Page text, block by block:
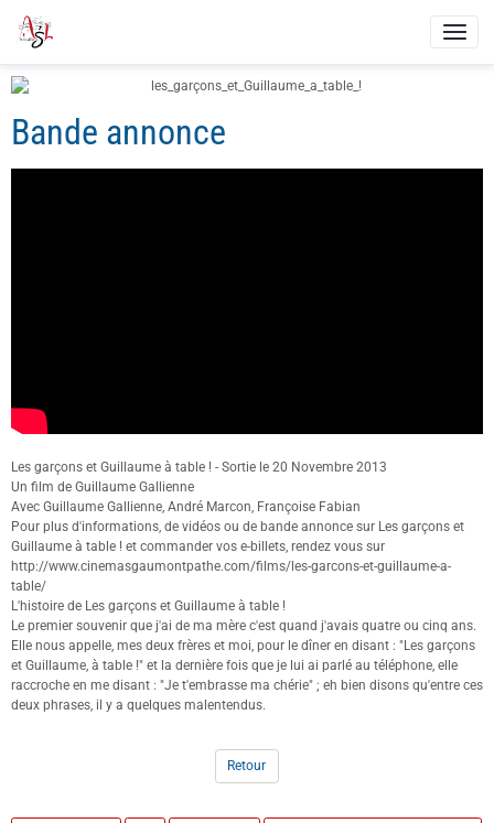
Bande annonce
Les garçons et Guillaume à table ! - Sortie le 20 Novembre 2013
Un film de Guillaume Gallienne
Avec Guillaume Gallienne, André Marcon, Françoise Fabian
Pour plus d'informations, de vidéos ou de bande annonce sur Les garçons et
Guillaume à table ! et commander vos e-billets, rendez vous sur
http://www.cinemasgaumontpathe.com/films/les-garcons-et-guillaume-a-
table/
L'histoire de Les garçons et Guillaume à table !
Le premier souvenir que j'ai de ma mère c'est quand j'avais quatre ou cinq ans.
Elle nous appelle, mes deux frères et moi, pour le dîner en disant : "Les garçons
et Guillaume, à table !" et la dernière fois que je lui ai parlé au téléphone, elle
raccroche en me disant : "Je t'embrasse ma chérie" ; eh bien disons qu'entre ces
deux phrases, il y a quelques malentendus.
Retour